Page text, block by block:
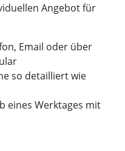
Angebot für
Email oder über
so detailliert wie
eines Werktages mit